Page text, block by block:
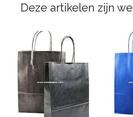
Deze artikelen zijn